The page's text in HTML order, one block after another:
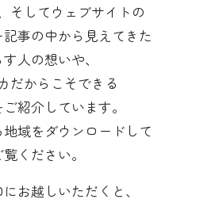
そしてウェブサイトの
事の中から見えてきた
人の想いや、
だからこそできる
紹介しています。
域をダウンロードして
覧ください。
お越しいただくと、